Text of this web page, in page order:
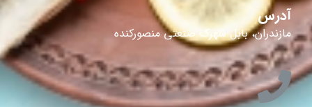
آدرس
مازندران، بابل شهرک صنعتی منصورکنده